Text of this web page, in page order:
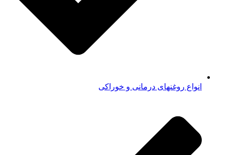
انواع روغنهای درمانی و خوراکی